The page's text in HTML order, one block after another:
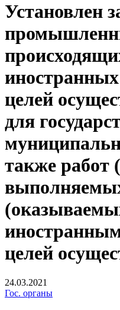
Установлен
иностранных
целей
для
также работ
целей
24.03.2021
Гос. органы